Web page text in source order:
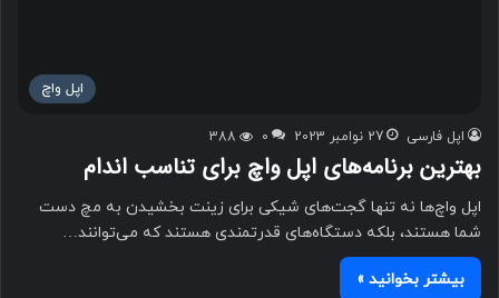
اپل واچ
اپل فارسی 27 نوامبر 2023 0
388
بهترین برنامه‌های اپل واچ برای تناسب اندام
اپل واچ‌ها نه تنها گجت‌های شیکی برای زینت بخشیدن به مچ دست
شما هستند، بلکه دستگاه‌های قدرتمندی هستند که می‌توانند…
بیشتر بخوانید »